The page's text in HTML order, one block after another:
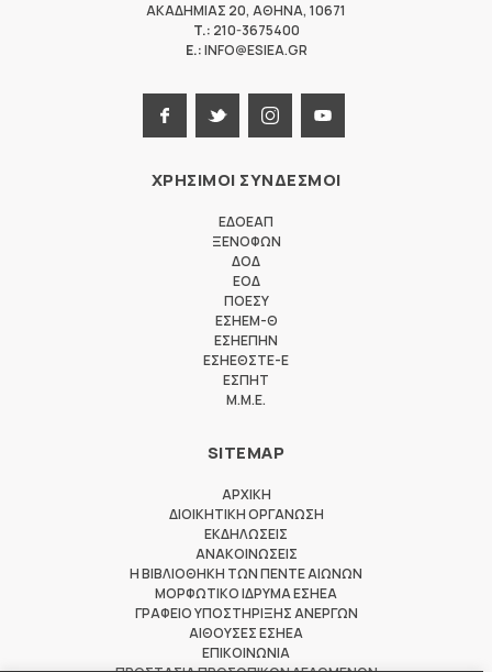
ΑΚΑΔΗΜΙΑΣ 20, ΑΘΗΝΑ, 10671
T.: 210-3675400
E.:INFO@ESIEA.GR
ΧΡΗΣΙΜΟΙ ΣΥΝΔΕΣΜΟΙ
ΕΔΟΕΑΠ
ΞΕΝΟΦΩΝ
ΔΟΔ
ΕΟΔ
ΠΟΕΣΥ
ΕΣΗΕΜ-Θ
ΕΣΗΕΠΗΝ
ΕΣΗΕΘΣΤΕ-Ε
ΕΣΠΗΤ
M.M.E.
SITEMAP
ΑΡΧΙΚΗ
ΔΙΟΙΚΗΤΙΚΗ ΟΡΓΑΝΩΣΗ
ΕΚΔΗΛΩΣΕΙΣ
ΑΝΑΚΟΙΝΩΣΕΙΣ
Η ΒΙΒΛΙΟΘΗΚΗ ΤΩΝ ΠΕΝΤΕ ΑΙΩΝΩΝ
ΜΟΡΦΩΤΙΚΟ ΙΔΡΥΜΑ ΕΣΗΕΑ
ΓΡΑΦΕΙΟ ΥΠΟΣΤΗΡΙΞΗΣ ΑΝΕΡΓΩΝ
ΑΙΘΟΥΣΕΣ ΕΣΗΕΑ
ΕΠΙΚΟΙΝΩΝΙΑ